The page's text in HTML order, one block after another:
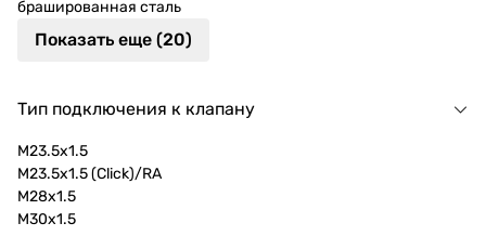
брашированная сталь
Показать еще (20)
Тип подключения к клапану
M23.5x1.5
M23.5x1.5 (Click)/RA
M28x1.5
M30x1.5